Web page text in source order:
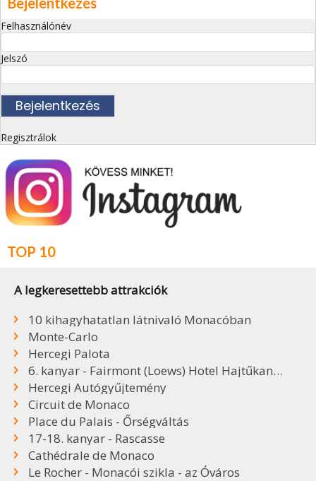
Felhasználónév
Jelszó
Regisztrálok
TOP 10
A legkeresettebb attrakciók
10 kihagyhatatlan látnivaló Monacóban
Monte-Carlo
Hercegi Palota
6. kanyar - Fairmont (Loews) Hotel Hajtűkanyar
Hercegi Autógyűjtemény
Circuit de Monaco
Place du Palais - Őrségváltás
17-18. kanyar - Rascasse
Cathédrale de Monaco
Le Rocher - Monacói szikla - az Óváros